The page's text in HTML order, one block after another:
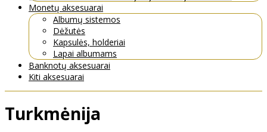
Monetų aksesuarai
Albumų sistemos
Dėžutės
Kapsulės, holderiai
Lapai albumams
Banknotų aksesuarai
Kiti aksesuarai
Turkmėnija